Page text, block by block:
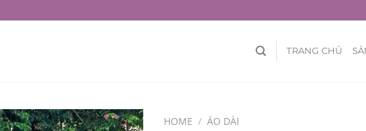
TRANG CHỦ
HOME / ÁO DÀI